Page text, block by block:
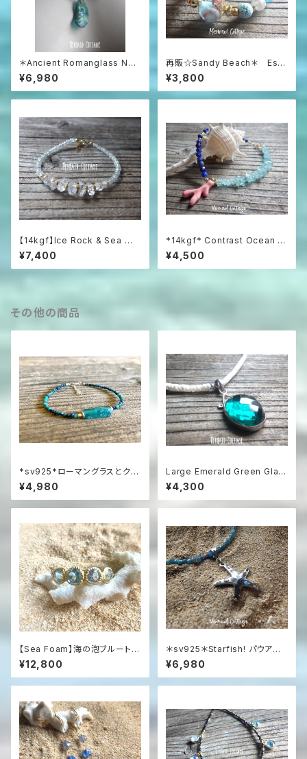
＊Ancient Romanglass Nec
klace3WAY☆ローマングラス
ブラックスピネルネックレス☆ユ
ニセックス☆
¥6,980
再販☆Sandy Beach＊ Ess
ential Oil Diffuser Bracelet
¥3,800
【14kgf】Ice Rock & Sea 氷
粒のハーキマー＆アクアマリン
ブレスレット
¥7,400
*14kgf* Contrast Ocean Br
acelet 海のコントラスト☆ハ
ーフ＆ハーフブレスレット
¥4,500
その他の商品
*sv925*ローマングラスとクリ
ソコラの海色ブレスレット
¥4,980
Large Emerald Green Glas
s & Natural Shell Necklace
深海のエメラルドグリーン カ
ットガラスとホワイトシェルのリ
¥4,300
【Sea Foam】海の泡ブルートパ
ーズの燻しシルバーリング（Silv
er925）
¥12,800
＊sv925＊Starfish! パウアシ
ェル＆シルバー925 スターフィッ
シュ 天然石ネックレス
¥6,980